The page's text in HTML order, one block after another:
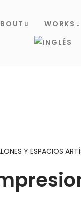
WORKS
Y ESPACIOS